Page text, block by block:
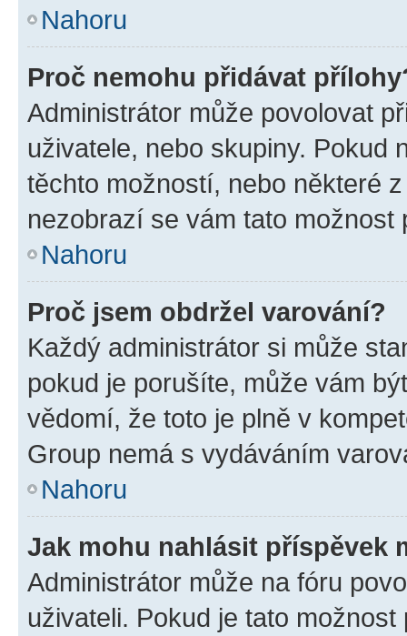
Nahoru
Proč nemohu přidávat
Administrátor může povolovat
uživatele, nebo skupiny. Pokud
těchto možností, nebo některé
nezobrazí se vám tato
Nahoru
Proč jsem obdržel varování?
Každý administrátor si může
pokud je porušíte, může vám
vědomí, že toto je plně v
Group nemá s vydáváním
Nahoru
Jak mohu nahlásit příspěvek
Administrátor může na fóru
uživateli. Pokud je tato